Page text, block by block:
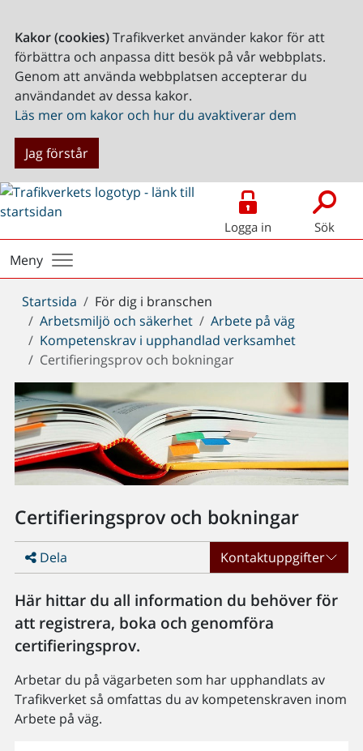
Kakor (cookies)Trafikverket använder kakor för att
förbättra och anpassa ditt besök på vår webbplats.
Genom att använda webbplatsen accepterar du
användandet av dessa kakor.
Läs mer om kakor och hur du avaktiverar dem
Jag förstår
Logga in Sök
Meny
Du
är
här:
Startsida
För dig i branschen
Arbetsmiljö och säkerhet
Arbete på väg
Kompetenskrav i upphandlad verksamhet
Certifieringsprov och bokningar
Certifieringsprov och bokningar
Dela Kontaktuppgifter
Här hittar du all information du behöver för
att registrera, boka och genomföra
certifieringsprov.
Arbetar du på vägarbeten som har upphandlats av
Trafikverket så omfattas du av kompetenskraven inom
Arbete på väg.